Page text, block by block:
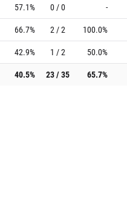
57.1% 0 / 0 -
66.7% 2 / 2 100.0%
42.9% 1 / 2 50.0%
40.5% 23 / 35 65.7%